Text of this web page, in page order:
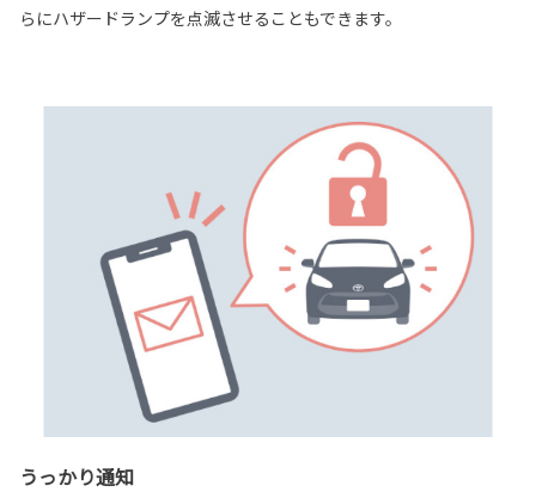
らにハザードランプを点滅させることもできます。
うっかり通知